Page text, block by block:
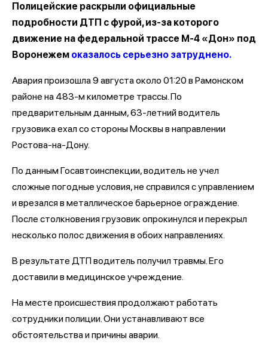
Полицейские раскрыли официальные
подробности ДТП с фурой, из-за которого
движение на федеральной трассе М-4 «Дон» под
Воронежем оказалось серьезно затруднено.
Авария произошла 9 августа около 01:20 в Рамонском
районе на 483-м километре трассы. По
предварительным данным, 63-летний водитель
грузовика ехал со стороны Москвы в направлении
Ростова-на-Дону.
По данным Госавтоинспекции, водитель не учел
сложные погодные условия, не справился с управлением
и врезался в металлическое барьерное ограждение.
После столкновения грузовик опрокинулся и перекрыл
несколько полос движения в обоих направлениях.
В результате ДТП водитель получил травмы. Его
доставили в медицинское учреждение.
На месте происшествия продолжают работать
сотрудники полиции. Они устанавливают все
обстоятельства и причины аварии.